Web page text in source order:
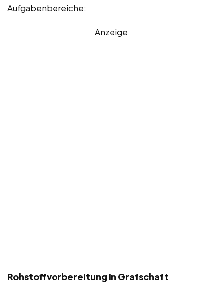
Aufgabenbereiche:
Anzeige
Rohstoffvorbereitung in Grafschaft